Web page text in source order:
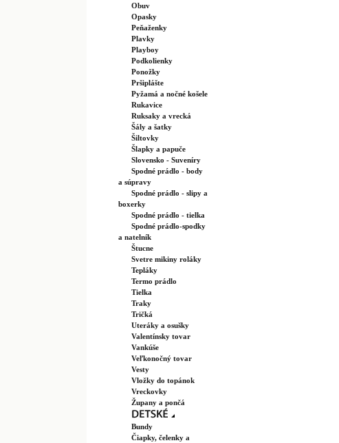
Obuv
Opasky
Peňaženky
Plavky
Playboy
Podkolienky
Ponožky
Pršiplášte
Pyžamá a nočné košele
Rukavice
Ruksaky a vrecká
Šály a šatky
Šiltovky
Šlapky a papuče
Slovensko - Suveníry
Spodné prádlo - body
a súpravy
Spodné prádlo - slipy a
boxerky
Spodné prádlo - tielka
Spodné prádlo-spodky
a natelník
Štucne
Svetre mikiny roláky
Tepláky
Termo prádlo
Tielka
Traky
Tričká
Uteráky a osušky
Valentínsky tovar
Vankúše
Veľkonočný tovar
Vesty
Vložky do topánok
Vreckovky
Župany a pončá
Bundy
Čiapky, čelenky a